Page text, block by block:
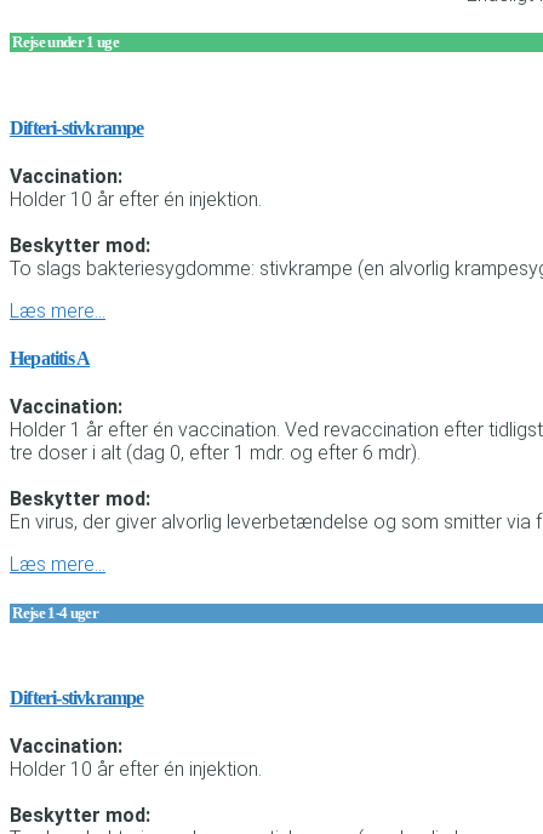
Rejse under 1 uge
Difteri-stivkrampe
Vaccination:
Holder 10 år efter én injektion.
Beskytter mod:
To slags bakteriesygdomme: stivkrampe (en alvorlig
Læs mere…
Hepatitis A
Vaccination:
Holder 1 år efter én vaccination. Ved revaccination efter
tre doser i alt (dag 0, efter 1 mdr. og efter 6 mdr).
Beskytter mod:
En virus, der giver alvorlig leverbetændelse og som smitter via
Læs mere…
Rejse 1-4 uger
Difteri-stivkrampe
Vaccination:
Holder 10 år efter én injektion.
Beskytter mod: